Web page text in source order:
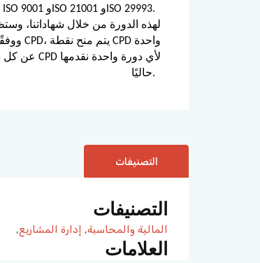
المستمر (CPD)، كما أنها معتمدة وفق معايير ISO 9001 وISO 21001 وISO 29993.
حاليًا.
التصنيفات
التصنيفات
المالية والمحاسبة, إدارة المشاريع,
العلامات